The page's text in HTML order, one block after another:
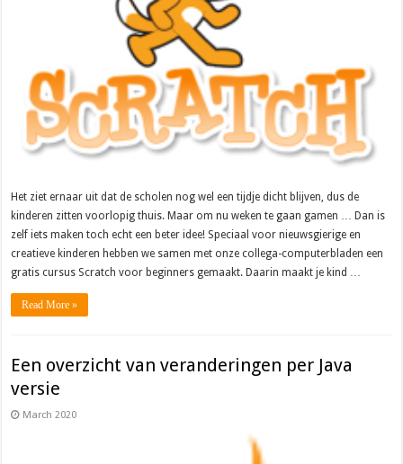
Het ziet ernaar uit dat de scholen nog wel een tijdje dicht blijven, dus de
kinderen zitten voorlopig thuis. Maar om nu weken te gaan gamen … Dan is
zelf iets maken toch echt een beter idee! Speciaal voor nieuwsgierige en
creatieve kinderen hebben we samen met onze collega-computerbladen een
gratis cursus Scratch voor beginners gemaakt. Daarin maakt je kind …
Read More »
Een overzicht van veranderingen per Java
versie
March 2020